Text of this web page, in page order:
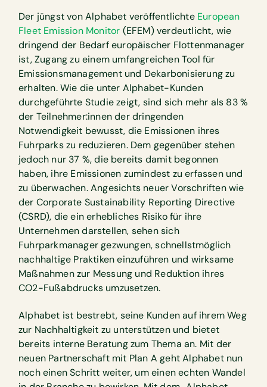
Der jüngst von Alphabet veröffentlichte European
Fleet Emission Monitor (EFEM) verdeutlicht, wie
dringend der Bedarf europäischer Flottenmanager
ist, Zugang zu einem umfangreichen Tool für
Emissionsmanagement und Dekarbonisierung zu
erhalten. Wie die unter Alphabet-Kunden
durchgeführte Studie zeigt, sind sich mehr als 83 %
der Teilnehmer:innen der dringenden
Notwendigkeit bewusst, die Emissionen ihres
Fuhrparks zu reduzieren. Dem gegenüber stehen
jedoch nur 37 %, die bereits damit begonnen
haben, ihre Emissionen zumindest zu erfassen und
zu überwachen. Angesichts neuer Vorschriften wie
der Corporate Sustainability Reporting Directive
(CSRD), die ein erhebliches Risiko für ihre
Unternehmen darstellen, sehen sich
Fuhrparkmanager gezwungen, schnellstmöglich
nachhaltige Praktiken einzuführen und wirksame
Maßnahmen zur Messung und Reduktion ihres
CO2-Fußabdrucks umzusetzen.
Alphabet ist bestrebt, seine Kunden auf ihrem Weg
zur Nachhaltigkeit zu unterstützen und bietet
bereits interne Beratung zum Thema an. Mit der
neuen Partnerschaft mit Plan A geht Alphabet nun
noch einen Schritt weiter, um einen echten Wandel